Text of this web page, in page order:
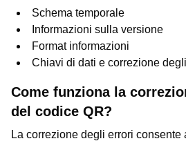
Schema temporale
Informazioni sulla versione
Format informazioni
Chiavi di dati e correzione
Come funziona la
del codice QR?
La correzione degli errori